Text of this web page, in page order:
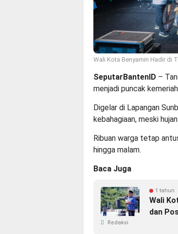
Wali Kota Benyamin Hadir di
SeputarBantenID –
menjadi puncak
Digelar di Lapangan
kebahagiaan, meski
Ribuan warga tetap
hingga malam.
Baca Juga
1 tahun
Wali
dan
Redaksi